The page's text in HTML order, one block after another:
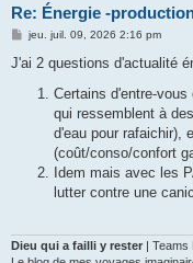
Re: Énergie -
M
s
jeu. juil. 09, 2026 2:16 pm
J'ai 2 questions d'actualité
Certains d'entre-
qui ressemblent à
d'eau pour rafaichir),
(coût/conso/confort
Idem mais avec les
lutter contre une
Dieu qui a failli y rester
|